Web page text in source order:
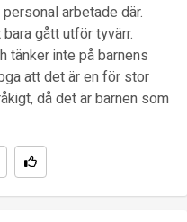
arbetade där.
gått utför tyvärr.
tänker inte på barnens
att det är en för stor
då det är barnen som